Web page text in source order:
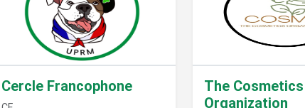
Cercle Francophone
The Cosmetics
Organization